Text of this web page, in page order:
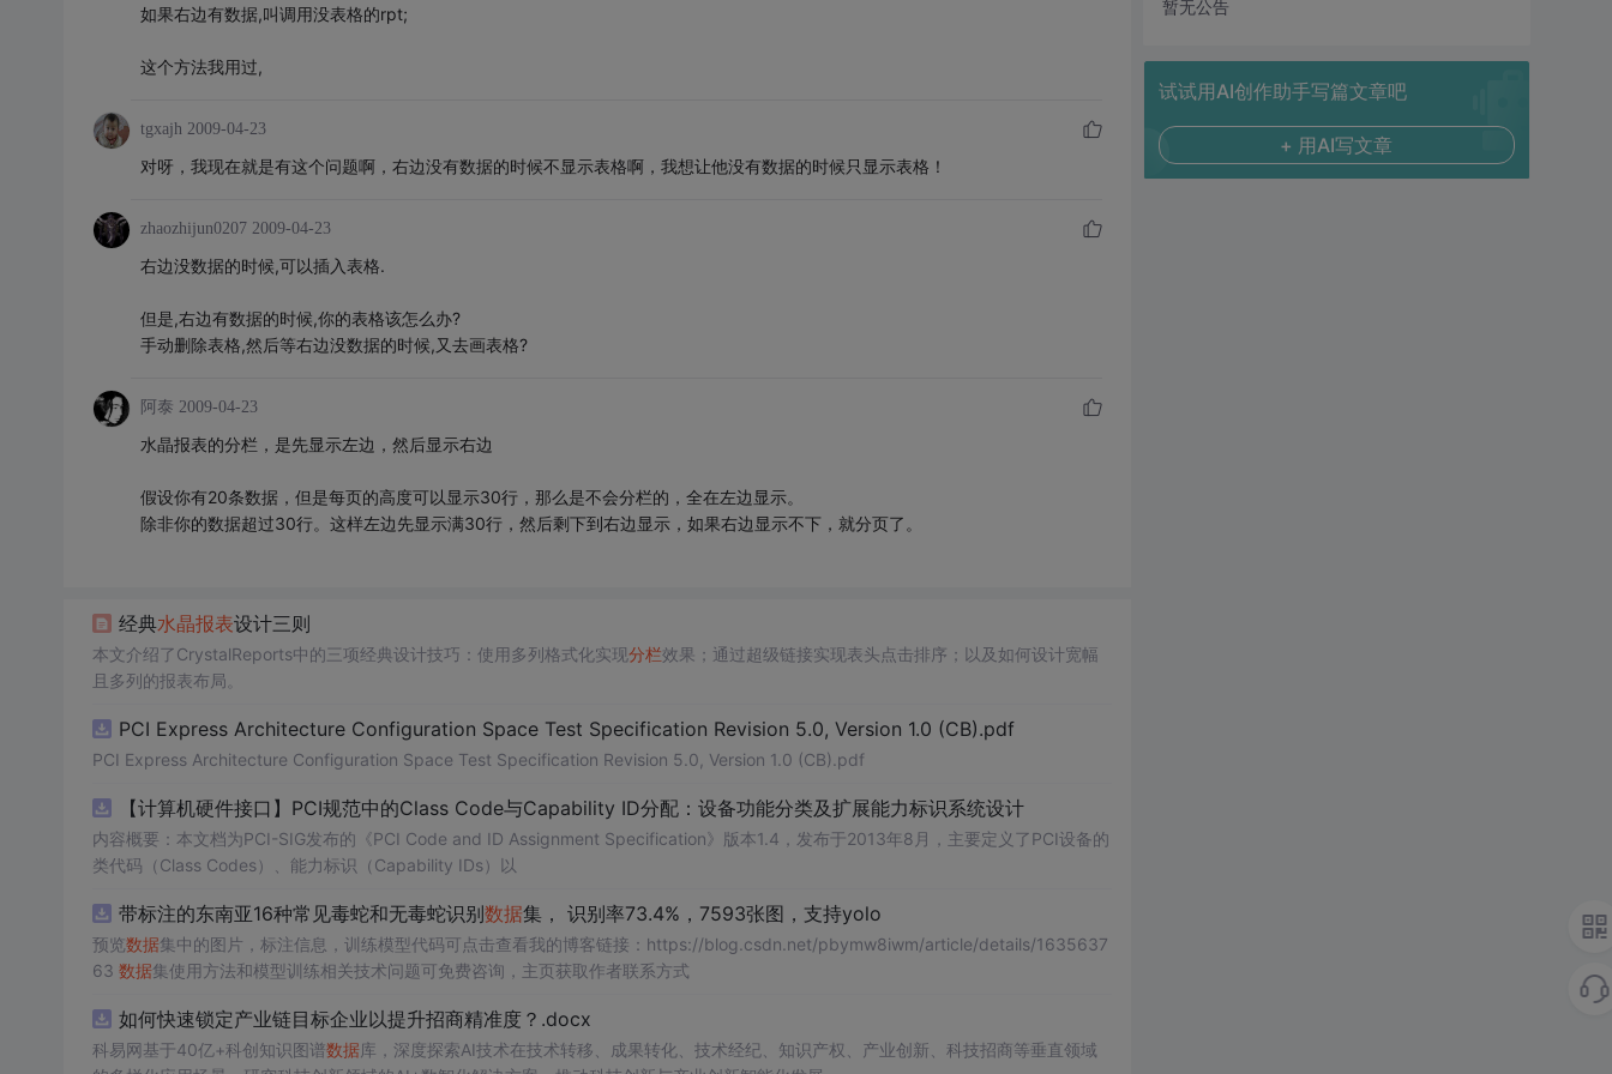
如果右边有数据,叫调用没表格的rpt;
这个方法我用过,
tgxajh 2009-04-23
对呀，我现在就是有这个问题啊，右边没有数据的时候不显示表格啊，我想让他没有数据的时候只显示表格！
zhaozhijun0207 2009-04-23
右边没数据的时候,可以插入表格.
但是,右边有数据的时候,你的表格该怎么办?
手动删除表格,然后等右边没数据的时候,又去画表格?
阿泰 2009-04-23
水晶报表的分栏，是先显示左边，然后显示右边
假设你有20条数据，但是每页的高度可以显示30行，那么是不会分栏的，全在左边显示。
除非你的数据超过30行。这样左边先显示满30行，然后剩下到右边显示，如果右边显示不下，就分页了。
经典水晶报表设计三则
本文介绍了CrystalReports中的三项经典设计技巧：使用多列格式化实现分栏效果；通过超级链接实现表头点击排序；以及如何设计宽幅
且多列的报表布局。
PCI Express Architecture Configuration Space Test Specification Revision 5.0, Version 1.0 (CB).pdf
PCI Express Architecture Configuration Space Test Specification Revision 5.0, Version 1.0 (CB).pdf
【计算机硬件接口】PCI规范中的Class Code与Capability ID分配：设备功能分类及扩展能力标识系统设计
内容概要：本文档为PCI-SIG发布的《PCI Code and ID Assignment Specification》版本1.4，发布于2013年8月，主要定义了PCI设备的
类代码（Class Codes）、能力标识（Capability IDs）以
带标注的东南亚16种常见毒蛇和无毒蛇识别数据集， 识别率73.4%，7593张图，支持yolo
预览数据集中的图片，标注信息，训练模型代码可点击查看我的博客链接：https://blog.csdn.net/pbymw8iwm/article/details/1635637
63 数据集使用方法和模型训练相关技术问题可免费咨询，主页获取作者联系方式
如何快速锁定产业链目标企业以提升招商精准度？.docx
科易网基于40亿+科创知识图谱数据库，深度探索AI技术在技术转移、成果转化、技术经纪、知识产权、产业创新、科技招商等垂直领域
暂无公告
试试用AI创作助手写篇文章吧
+ 用AI写文章